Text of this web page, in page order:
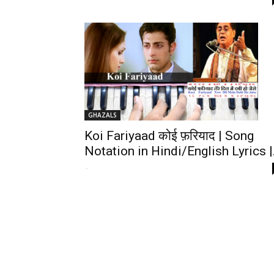
GHAZALS
Koi Fariyaad कोई फ़रियाद | Song
Notation in Hindi/English Lyrics
-